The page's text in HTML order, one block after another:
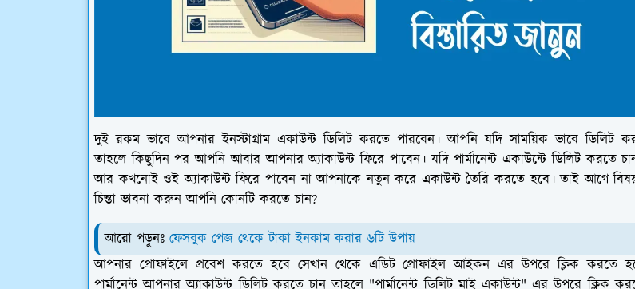
দুই রকম ভাবে আপনার ইনস্টাগ্রাম একাউন্ট ডিলিট করতে পারবেন। আপনি যদি সাময়িক ভাবে ডিলিট
তাহলে কিছুদিন পর আপনি আবার আপনার অ্যাকাউন্ট ফিরে পাবেন। যদি পার্মানেন্ট একাউন্টে ডিলিট করতে
আর কখনোই ওই অ্যাকাউন্ট ফিরে পাবেন না আপনাকে নতুন করে একাউন্ট তৈরি করতে হবে। তাই আগে
চিন্তা ভাবনা করুন আপনি কোনটি করতে চান?
আরো পড়ুনঃ ফেসবুক পেজ থেকে টাকা ইনকাম করার ৬টি উপায়
আপনার প্রোফাইলে প্রবেশ করতে হবে সেখান থেকে এডিট প্রোফাইল আইকন এর উপরে ক্লিক করতে